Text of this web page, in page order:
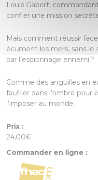
Louis Gabert,
confier une mission
Mais comment réussir
écument les mers, sans le
par l’espionnage ennemi ?
Comme des anguilles en
faufiler dans l’ombre pour
l’imposer au monde.
Prix :
24,00€
Commander en ligne :